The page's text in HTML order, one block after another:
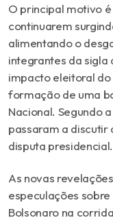
O principal motivo
continuarem
alimentando o
integrantes da
impacto eleitoral
formação de uma
Nacional. Segundo
passaram a
disputa presidencial.
As novas
especulações
Bolsonaro na